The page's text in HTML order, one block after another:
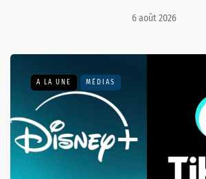
6 août 2026
A LA UNE MÉDIAS